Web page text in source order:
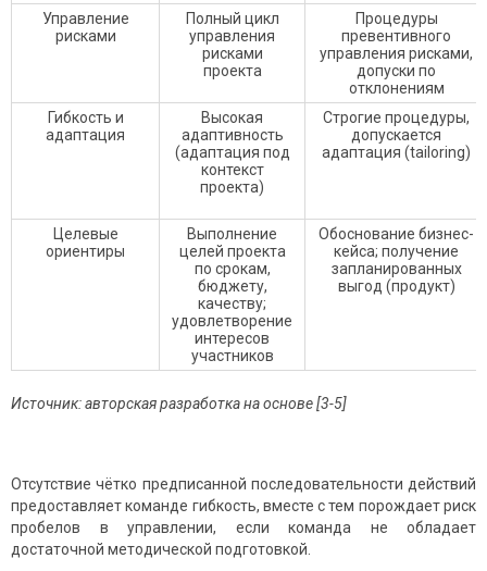
Управление
рисками
Полный цикл
управления
рисками
проекта
Процедуры
превентивного
управления рисками,
допуски по
отклонениям
Гибкость и
адаптация
Высокая
адаптивность
(адаптация под
контекст
проекта)
Строгие процедуры,
допускается
адаптация (tailoring)
Целевые
ориентиры
Выполнение
целей проекта
по срокам,
бюджету,
качеству;
удовлетворение
интересов
участников
Обоснование бизнес-
кейса; получение
запланированных
выгод (продукт)
Источник: авторская разработка на основе [3-5]
Отсутствие чётко предписанной последовательности действий
предоставляет команде гибкость, вместе с тем порождает риск
пробелов в управлении, если команда не обладает
достаточной методической подготовкой.